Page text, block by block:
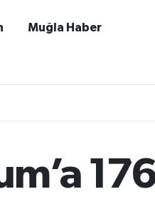
Muğla Haber